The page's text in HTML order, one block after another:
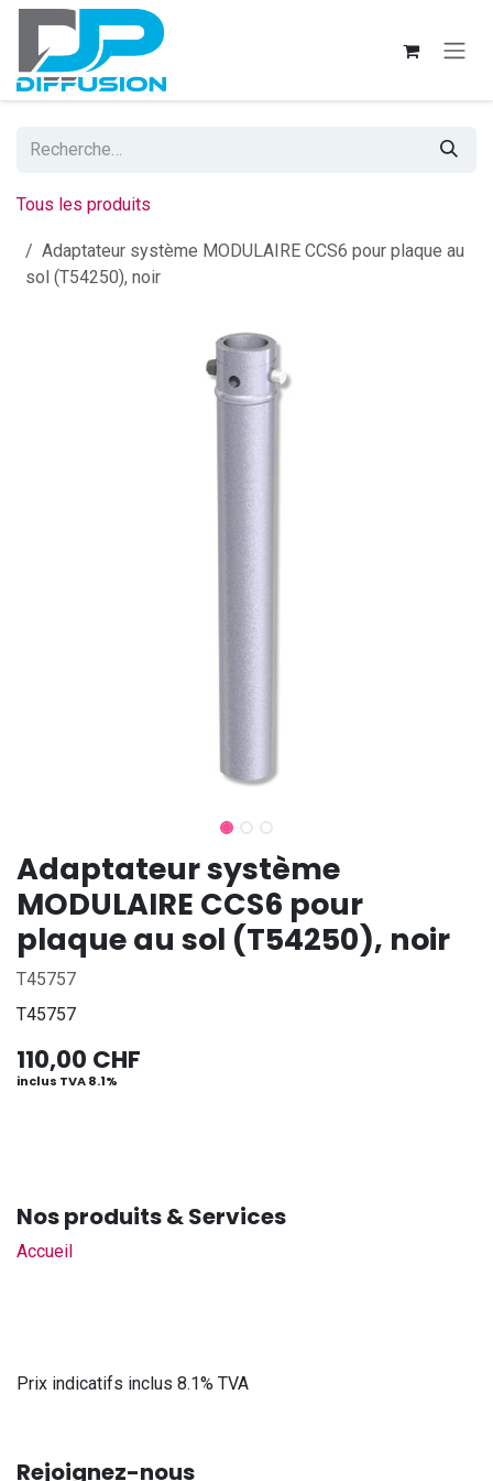
Se rendre au contenu
Tous les produits
Adaptateur système MODULAIRE CCS6 pour plaque au
sol (T54250), noir
Adaptateur système
MODULAIRE CCS6 pour
plaque au sol (T54250), noir
T45757
T45757
110,00 CHF
inclus TVA 8.1%
Nos produits & Services
Accueil
Prix indicatifs inclus 8.1% TVA
Rejoignez-nous